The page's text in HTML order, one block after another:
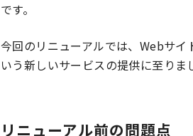
です。
今回のリニューアルでは、Webサ
いう新しいサービスの提供に至りま
リニューアル前の問題点